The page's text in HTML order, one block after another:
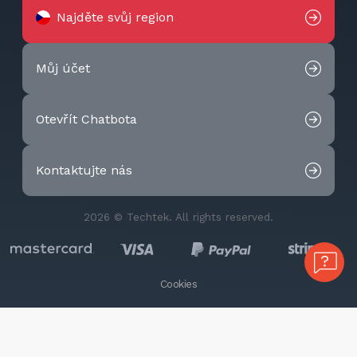
Najděte svůj region
Můj účet
Otevřít Chatbota
Kontaktujte nás
2026 © Techtek. All rights reserved.
Cookies